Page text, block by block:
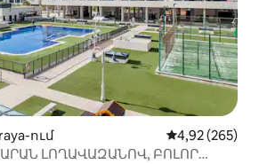
ում Միջին
4,92 (265)
ԼՈՂԱՎԱԶԱՆՈՎ, ԲՈԼՈՐ